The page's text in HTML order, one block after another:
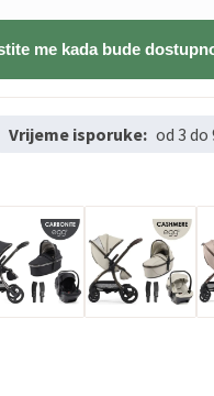
Erste
banke
Sve
banke
Maestro
ECC
me kada bude
Vrijeme isporuke: od 3 do